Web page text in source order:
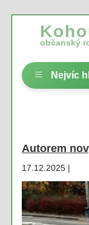
občanský
Nejvíc
Autorem
17.12.2025 |